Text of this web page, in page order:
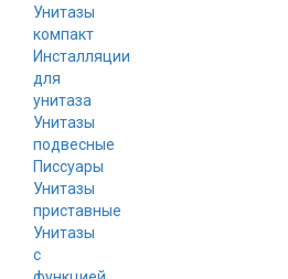
Унитазы
компакт
Инсталляции
для
унитаза
Унитазы
подвесные
Писсуары
Унитазы
приставные
Унитазы
с